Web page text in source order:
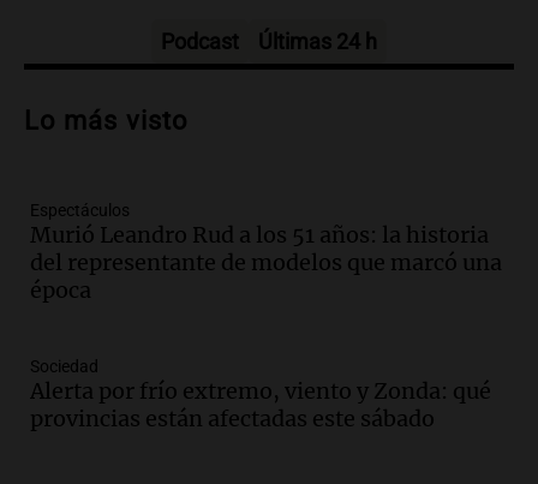
Audio.Casabindo se prepara para una
tradicional Toreo de la Vincha
Audio.
Borges, abogada de Pourrain:
"Tres hombres se lo llevaron para
hacerle preguntas y nunca regresó"
Una mañana para todos
Audio.
metros del río Suquía y retiraron hasta
800 kilos de basura por jornada
Podcast Últimas 24 h
Lo más visto
Espectáculos
Murió Leandro Rud a los 51 años: la historia
del representante de modelos que marcó una
época
Sociedad
Alerta por frío extremo, viento y Zonda: qué
provincias están afectadas este sábado